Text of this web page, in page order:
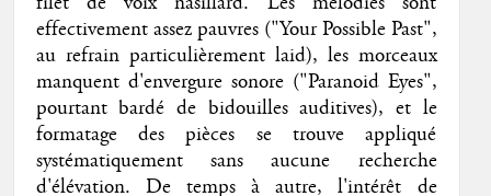
effectivement assez pauvres ("Your Possible Past",
au refrain particulièrement laid), les morceaux
manquent d'envergure sonore ("Paranoid Eyes",
pourtant bardé de bidouilles auditives), et le
formatage des pièces se trouve appliqué
systématiquement sans aucune recherche
d'élévation. De temps à autre, l'intérêt de